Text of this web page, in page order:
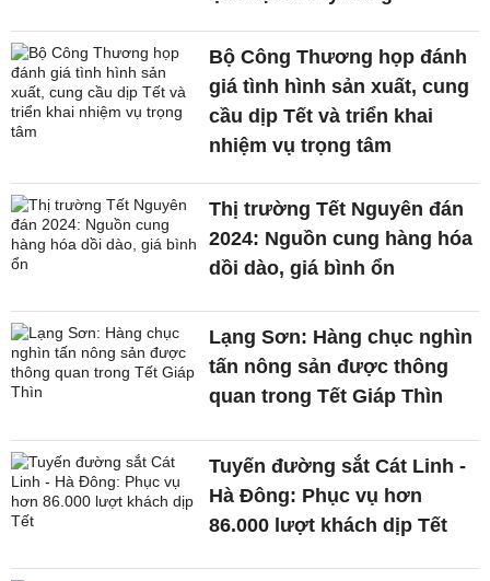
Bộ Công Thương họp đánh
giá tình hình sản xuất, cung
cầu dịp Tết và triển khai
nhiệm vụ trọng tâm
Thị trường Tết Nguyên đán
2024: Nguồn cung hàng hóa
dồi dào, giá bình ổn
Lạng Sơn: Hàng chục nghìn
tấn nông sản được thông
quan trong Tết Giáp Thìn
Tuyến đường sắt Cát Linh -
Hà Đông: Phục vụ hơn
86.000 lượt khách dịp Tết